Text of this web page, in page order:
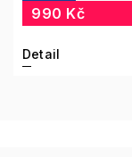
990 Kč
Detail